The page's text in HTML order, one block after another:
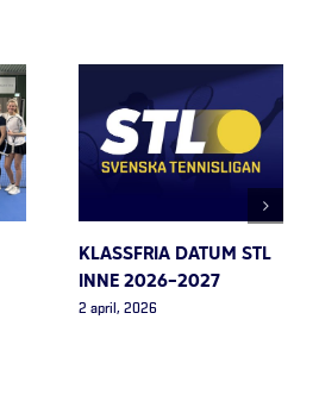
KLASSFRIA DATUM STL
INNE 2026-2027
2 april, 2026